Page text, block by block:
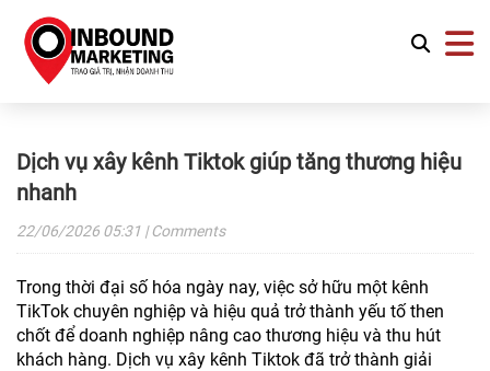
Dịch vụ xây kênh Tiktok giúp tăng thương hiệu
nhanh
22/06/2026 05:31 | Comments
Trong thời đại số hóa ngày nay, việc sở hữu một kênh
TikTok chuyên nghiệp và hiệu quả trở thành yếu tố then
chốt để doanh nghiệp nâng cao thương hiệu và thu hút
khách hàng. Dịch vụ xây kênh Tiktok đã trở thành giải